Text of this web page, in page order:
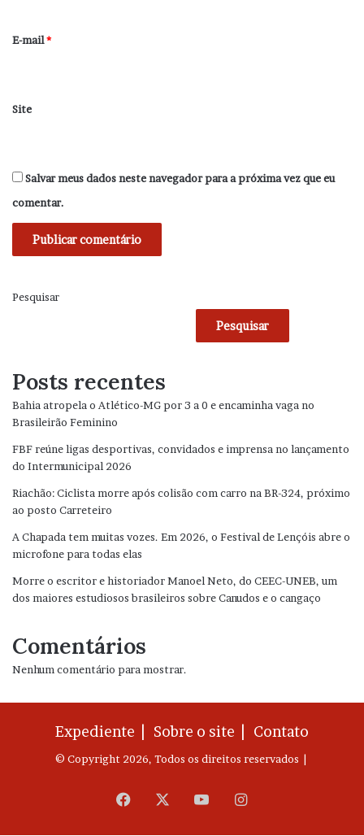
*
E-mail*
Site
Salvar meus dados neste navegador para a próxima vez que eu
comentar.
Pesquisar
Pesquisar
Posts recentes
Bahia atropela o Atlético-MG por 3 a 0 e encaminha vaga no
Brasileirão Feminino
FBF reúne ligas desportivas, convidados e imprensa no lançamento
do Intermunicipal 2026
Riachão: Ciclista morre após colisão com carro na BR-324, próximo
ao posto Carreteiro
A Chapada tem muitas vozes. Em 2026, o Festival de Lençóis abre o
microfone para todas elas
Morre o escritor e historiador Manoel Neto, do CEEC-UNEB, um
dos maiores estudiosos brasileiros sobre Canudos e o cangaço
Comentários
Nenhum comentário para mostrar.
Expediente | Sobre o site | Contato
© Copyright 2026, Todos os direitos reservados |
Facebook YouTubeInstagram